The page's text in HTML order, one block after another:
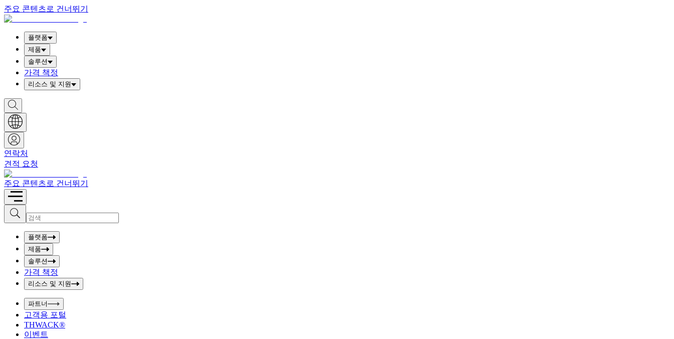
주요 콘텐츠로 건너뛰기
플랫폼
제품
솔루션
가격 책정
리소스 및 지원
S
h
o
w
S
e
a
r
c
h
b
o
x
연락처
견적 요청
주요 콘텐츠로 건너뛰기
S
u
b
I
n
u
t
S
e
a
r
c
h
b
o
x
플랫폼
제품
솔루션
가격 책정
리소스 및 지원
파트너
고객용 포털
THWACK®
이벤트